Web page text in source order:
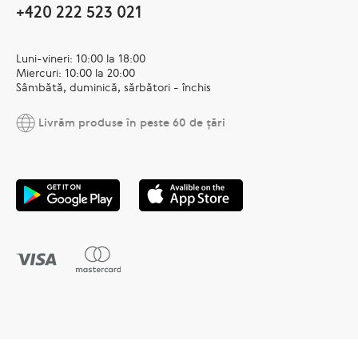
+420 222 523 021
Luni-vineri: 10:00 la 18:00
Miercuri: 10:00 la 20:00
Sâmbătă, duminică, sărbători - închis
Livrăm produse în peste 60 de țări